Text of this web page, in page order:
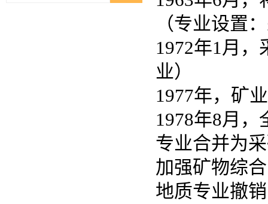
（专业设置
1972年1月
业）
1977年，矿
1978年8月
专业合并为
加强矿物综
地质专业撤